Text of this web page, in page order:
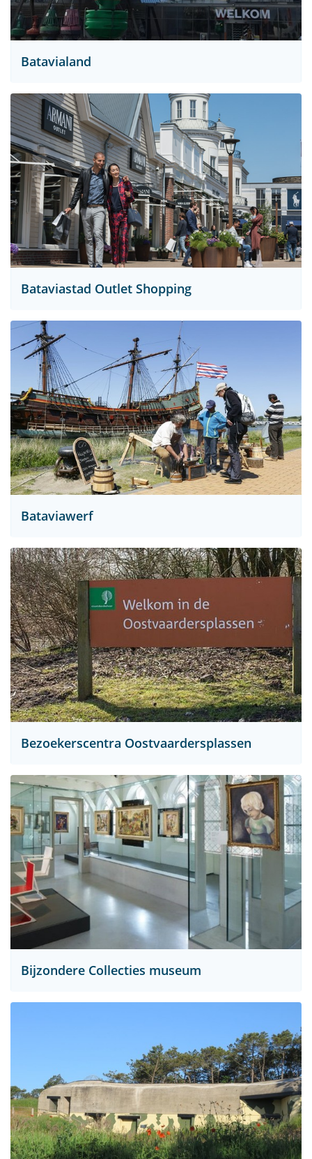
Batavialand
Bataviastad Outlet Shopping
Bataviawerf
Bezoekerscentra Oostvaardersplassen
Bijzondere Collecties museum